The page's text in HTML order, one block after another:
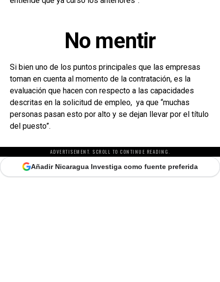
No mentir
Si bien uno de los puntos principales que las empresas
toman en cuenta al momento de la contratación, es la
evaluación que hacen con respecto a las capacidades
descritas en la solicitud de empleo, ya que “muchas
personas pasan esto por alto y se dejan llevar por el título
del puesto”.
ADVERTISEMENT. SCROLL TO CONTINUE READING.
Añadir Nicaragua Investiga como fuente preferida